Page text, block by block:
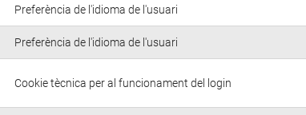
Preferència de l'idioma de l'usuari
Preferència de l'idioma de l'usuari
Cookie tècnica per al funcionament del login